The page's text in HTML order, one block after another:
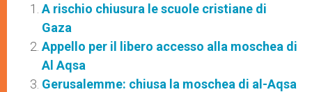
A rischio chiusura le scuole cristiane di
Gaza
Appello per il libero accesso alla moschea di
Al Aqsa
Gerusalemme: chiusa la moschea di al-Aqsa